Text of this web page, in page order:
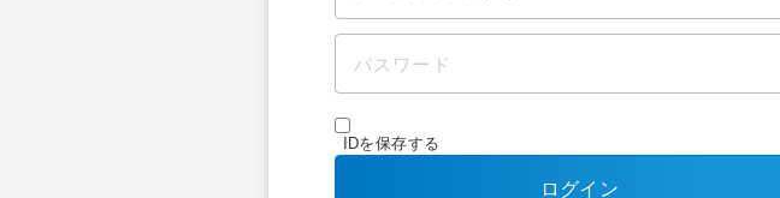
IDを保存する
ログイン